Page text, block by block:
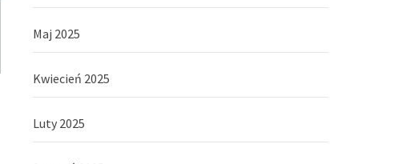
Maj 2025
Kwiecień 2025
Luty 2025